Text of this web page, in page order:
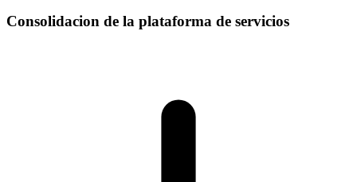
Consolidacion de la plataforma de servicios